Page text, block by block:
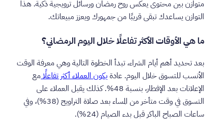
متوازن بين محتوى يعكس روح رمضان ورسائل ترويجية ذكية. هذا
التوازن يساعدك تبقى قريبًا من جمهورك ويعزز مبيعاتك.
ما هي الأوقات الأكثر تفاعلًا خلال اليوم الرمضاني؟
بعد تحديد أهم أيام الشراء، تبدأ الخطوة التالية وهي معرفة الوقت
الأنسب للتسوق خلال اليوم. عادةيكون العملاء أكثر تفاعلًامع
الإعلانات بعد الإفطار، بنسبة 48%. كذلك يقبل العملاء على
التسوق في وقت متأخر من المساء بعد صلاة التراويح (38%)، وفي
ساعات الصباح الباكر قبل بدء الصيام (24%).